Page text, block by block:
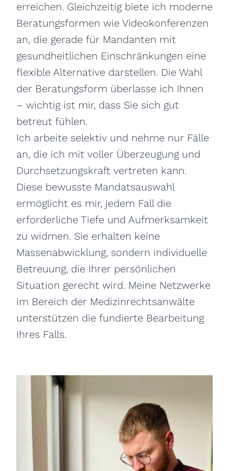
erreichen. Gleichzeitig biete ich moderne
Beratungsformen wie Videokonferenzen
an, die gerade für Mandanten mit
gesundheitlichen Einschränkungen eine
flexible Alternative darstellen. Die Wahl
der Beratungsform überlasse ich Ihnen
– wichtig ist mir, dass Sie sich gut
betreut fühlen.
Ich arbeite selektiv und nehme nur Fälle
an, die ich mit voller Überzeugung und
Durchsetzungskraft vertreten kann.
Diese bewusste Mandatsauswahl
ermöglicht es mir, jedem Fall die
erforderliche Tiefe und Aufmerksamkeit
zu widmen. Sie erhalten keine
Massenabwicklung, sondern individuelle
Betreuung, die Ihrer persönlichen
Situation gerecht wird. Meine Netzwerke
im Bereich der Medizinrechtsanwälte
unterstützen die fundierte Bearbeitung
Ihres Falls.